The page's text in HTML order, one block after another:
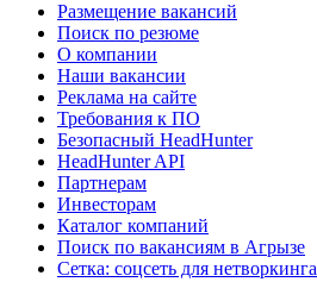
Размещение вакансий
Поиск по резюме
О компании
Наши вакансии
Реклама на сайте
Требования к ПО
Безопасный HeadHunter
HeadHunter API
Партнерам
Инвесторам
Каталог компаний
Поиск по вакансиям в Агрызе
Сетка: соцсеть для нетворкинга